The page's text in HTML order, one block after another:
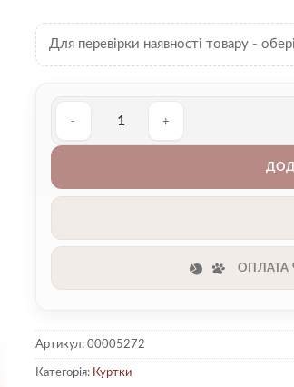
Для перевірки наявності товару -
Вітровка 00005272 кількість
ОПЛАТА
Артикул: 00005272
Категорія: Куртки